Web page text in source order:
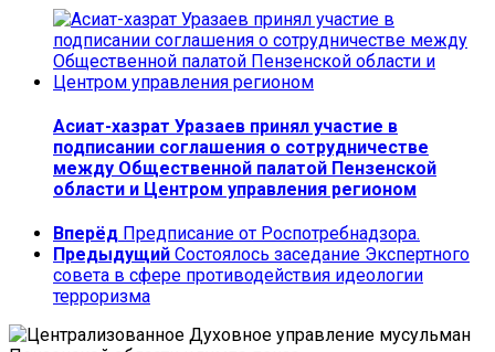
Асиат-хазрат Уразаев принял участие в
подписании соглашения о сотрудничестве
между Общественной палатой Пензенской
области и Центром управления регионом
Вперёд Предписание от Роспотребнадзора.
Предыдущий Состоялось заседание Экспертного
совета в сфере противодействия идеологии
терроризма